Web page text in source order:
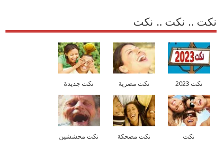
نكت .. نكت .. نكت
نكت 2023 نكت مصرية نكت جديدة
نكت نكت مضحكة نكت محششين